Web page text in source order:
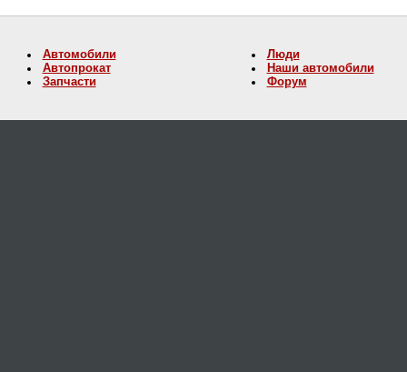
Автомобили
Автопрокат
Запчасти
Люди
Наши автомобили
Форум